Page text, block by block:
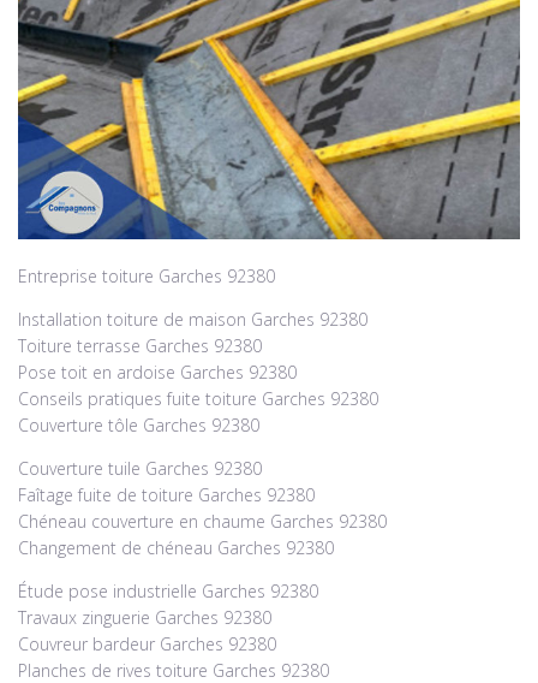
Entreprise toiture Garches 92380
Installation toiture de maison Garches 92380
Toiture terrasse Garches 92380
Pose toit en ardoise Garches 92380
Conseils pratiques fuite toiture Garches 92380
Couverture tôle Garches 92380
Couverture tuile Garches 92380
Faîtage fuite de toiture Garches 92380
Chéneau couverture en chaume Garches 92380
Changement de chéneau Garches 92380
Étude pose industrielle Garches 92380
Travaux zinguerie Garches 92380
Couvreur bardeur Garches 92380
Planches de rives toiture Garches 92380